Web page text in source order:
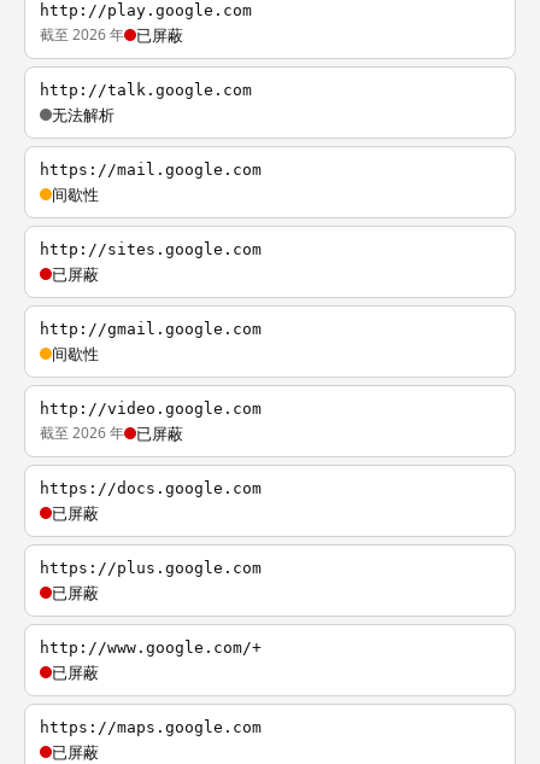
http://play.google.com
截至 2026 年 已屏蔽
http://talk.google.com
无法解析
https://mail.google.com
间歇性
http://sites.google.com
已屏蔽
http://gmail.google.com
间歇性
http://video.google.com
截至 2026 年 已屏蔽
https://docs.google.com
已屏蔽
https://plus.google.com
已屏蔽
http://www.google.com/+
已屏蔽
https://maps.google.com
已屏蔽